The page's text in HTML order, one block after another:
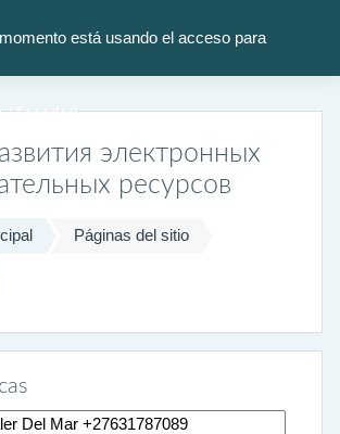
está usando el acceso para
(Acceder)
электронных
ресурсов
Páginas del sitio